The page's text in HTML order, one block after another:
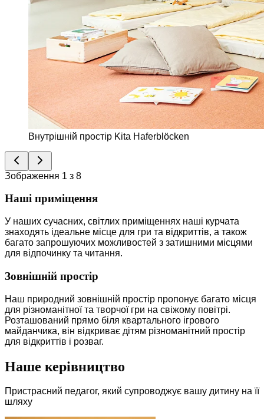
Внутрішній простір Kita Haferblöcken
Зображення 1 з 8
Наші приміщення
У наших сучасних, світлих приміщеннях наші курчата
знаходять ідеальне місце для гри та відкриттів, а також
багато запрошуючих можливостей з затишними місцями
для відпочинку та читання.
Зовнішній простір
Наш природний зовнішній простір пропонує багато місця
для різноманітної та творчої гри на свіжому повітрі.
Розташований прямо біля квартального ігрового
майданчика, він відкриває дітям різноманітний простір
для відкриттів і розваг.
Наше керівництво
Пристрасний педагог, який супроводжує вашу дитину на її
шляху